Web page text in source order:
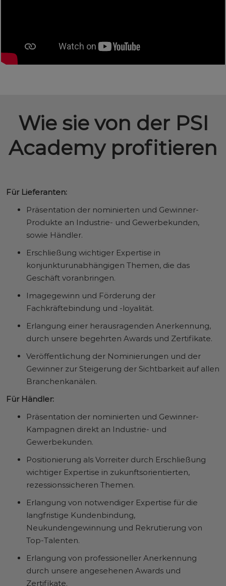
Wie sie von der PSI
Academy profitieren
Für Lieferanten:
Präsentation der nominierten und Gewinner-
Produkte an Industrie- und Gewerbekunden,
sowie Händler.
Erschließung wichtiger Expertise in
konjunkturunabhängigen Themen, die das
Geschäft voranbringen.
Imagegewinn und Förderung der
Fachkräftebindung und -loyalität.
Erlangung einer herausragenden Anerkennung,
durch unsere begehrten Awards und Zertifikate.
Veröffentlichung der Nominierungen und der
Gewinner zur Steigerung der Sichtbarkeit auf allen
Branchenkanälen.
Für Händler:
Präsentation der nominierten und Gewinner-
Kampagnen direkt an Industrie- und
Gewerbekunden.
Positionierung als Vorreiter durch Erschließung
wichtiger Expertise in zukunftsorientierten,
rezessionssicheren Themen.
Erlangung von notwendiger Expertise für die
langfristige Kundenbindung,
Neukundengewinnung und Rekrutierung von
Top-Talenten.
Erlangung von professioneller Anerkennung
durch unsere angesehenen Awards und
Zertifikate.